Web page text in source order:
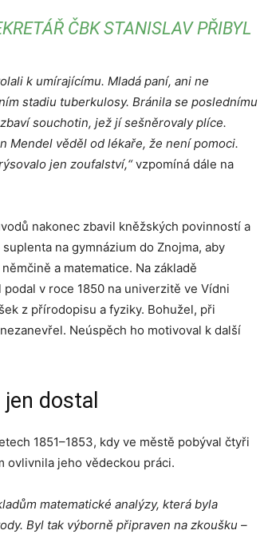
ČBK STANISLAV PŘIBYL
k umírajícímu. Mladá paní, ani ne
stadiu tuberkulosy. Bránila se poslednímu
souchotin, jež jí sešněrovaly plíce.
Mendel věděl od lékaře, že není pomoci.
jen zoufalství,“vzpomíná dále na
nakonec zbavil kněžských povinností a
na gymnázium do Znojma, aby
a matematice. Na základě
v roce 1850 na univerzitě ve Vídni
z přírodopisu a fyziky. Bohužel, při
Neúspěch ho motivoval k další
dostal
1851–1853, kdy ve městě pobýval čtyři
ovlivnila jeho vědeckou práci.
matematické analýzy, která byla
Byl tak výborně připraven na zkoušku –